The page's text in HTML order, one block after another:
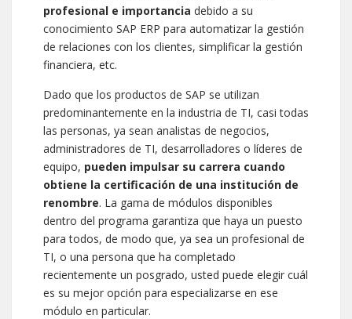
profesional e importancia debido a su
conocimiento SAP ERP para automatizar la gestión
de relaciones con los clientes, simplificar la gestión
financiera, etc.
Dado que los productos de SAP se utilizan
predominantemente en la industria de TI, casi todas
las personas, ya sean analistas de negocios,
administradores de TI, desarrolladores o líderes de
equipo, pueden impulsar su carrera cuando
obtiene la certificación de una institución de
renombre. La gama de módulos disponibles
dentro del programa garantiza que haya un puesto
para todos, de modo que, ya sea un profesional de
TI, o una persona que ha completado
recientemente un posgrado, usted puede elegir cuál
es su mejor opción para especializarse en ese
módulo en particular.